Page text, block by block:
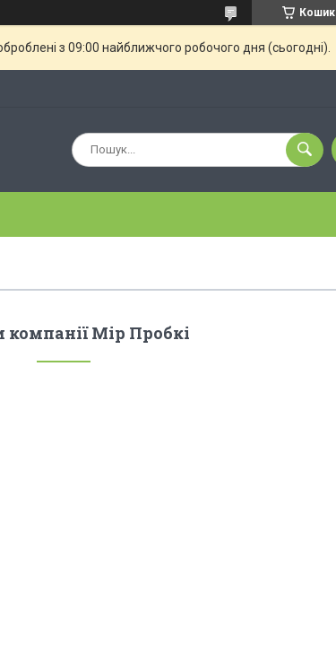
Кошик
з 09:00 найближчого робочого дня (сьогодні).
Мір Пробкі